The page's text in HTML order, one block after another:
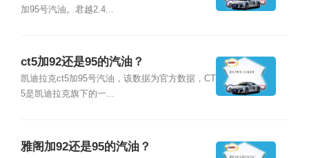
加95号汽油。君越2.4...
ct5加92还是95的汽油？
凯迪拉克ct5加95号汽油，该数据为官方数据，CT
5是凯迪拉克旗下的一...
雅阁加92还是95的汽油？